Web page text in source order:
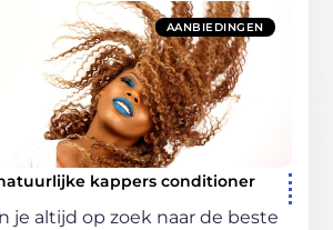
AANBIEDINGEN
kappers conditioner
je altijd op zoek naar de beste